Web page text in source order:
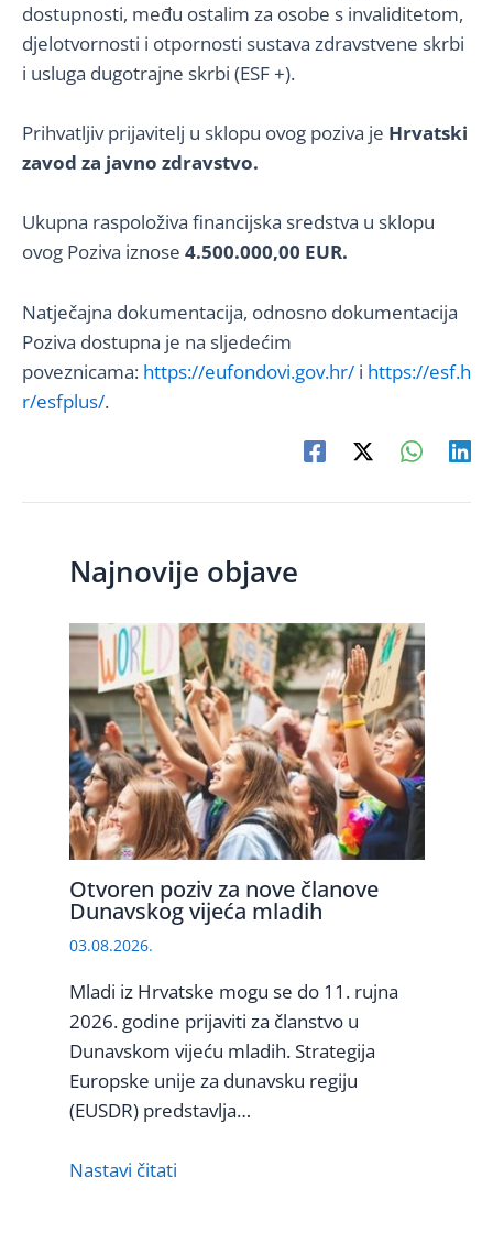
dostupnosti, među ostalim za osobe s invaliditetom,
djelotvornosti i otpornosti sustava zdravstvene skrbi
i usluga dugotrajne skrbi (ESF +).
Prihvatljiv prijavitelj u sklopu ovog poziva je Hrvatski
zavod za javno zdravstvo.
Ukupna raspoloživa financijska sredstva u sklopu
ovog Poziva iznose 4.500.000,00 EUR.
Natječajna dokumentacija, odnosno dokumentacija
Poziva dostupna je na sljedećim
poveznicama: https://eufondovi.gov.hr/ i https://esf.h
r/esfplus/.
Najnovije objave
Otvoren poziv za nove članove
Dunavskog vijeća mladih
03.08.2026.
Mladi iz Hrvatske mogu se do 11. rujna
2026. godine prijaviti za članstvo u
Dunavskom vijeću mladih. Strategija
Europske unije za dunavsku regiju
(EUSDR) predstavlja…
Nastavi čitati